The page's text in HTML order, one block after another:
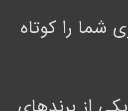
شما را کوتاه